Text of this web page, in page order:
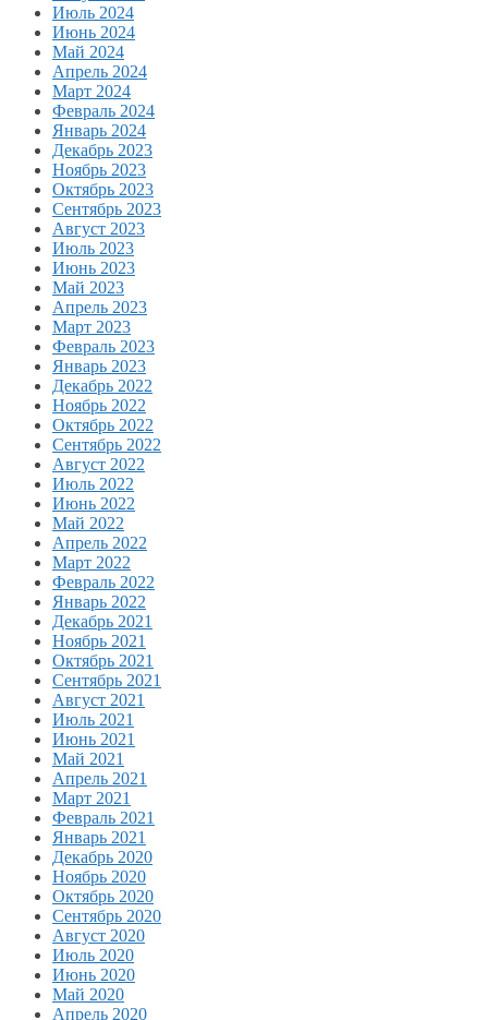
Июль 2024
Июнь 2024
Май 2024
Апрель 2024
Март 2024
Февраль 2024
Январь 2024
Декабрь 2023
Ноябрь 2023
Октябрь 2023
Сентябрь 2023
Август 2023
Июль 2023
Июнь 2023
Май 2023
Апрель 2023
Март 2023
Февраль 2023
Январь 2023
Декабрь 2022
Ноябрь 2022
Октябрь 2022
Сентябрь 2022
Август 2022
Июль 2022
Июнь 2022
Май 2022
Апрель 2022
Март 2022
Февраль 2022
Январь 2022
Декабрь 2021
Ноябрь 2021
Октябрь 2021
Сентябрь 2021
Август 2021
Июль 2021
Июнь 2021
Май 2021
Апрель 2021
Март 2021
Февраль 2021
Январь 2021
Декабрь 2020
Ноябрь 2020
Октябрь 2020
Сентябрь 2020
Август 2020
Июль 2020
Июнь 2020
Май 2020
Апрель 2020